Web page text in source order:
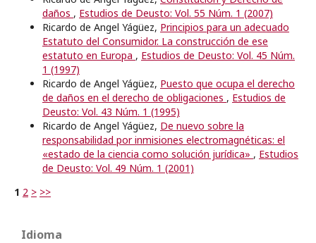
daños , Estudios de Deusto: Vol. 55 Núm. 1 (2007)
Ricardo de Angel Yágüez, Principios para un adecuado
Estatuto del Consumidor. La construcción de ese
estatuto en Europa , Estudios de Deusto: Vol. 45 Núm.
1 (1997)
Ricardo de Angel Yágüez, Puesto que ocupa el derecho
de daños en el derecho de obligaciones , Estudios de
Deusto: Vol. 43 Núm. 1 (1995)
Ricardo de Angel Yágüez, De nuevo sobre la
responsabilidad por inmisiones electromagnéticas: el
«estado de la ciencia como solución jurídica» , Estudios
de Deusto: Vol. 49 Núm. 1 (2001)
1 2 > >>
Idioma